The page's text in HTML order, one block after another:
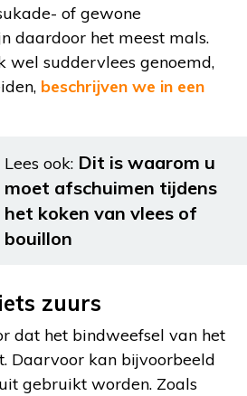
of gewone
daardoor het meest mals.
wel suddervlees genoemd,
beschrijven we in een
Lees ook: Dit is waarom u
moet afschuimen tijdens
het koken van vlees of
bouillon
zuurs
dat het bindweefsel van het
Daarvoor kan bijvoorbeeld
gebruikt worden. Zoals